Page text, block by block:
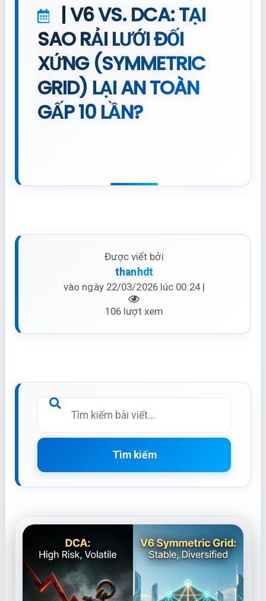
| V6 VS. DCA: TẠI
SAO RẢI LƯỚI ĐỐI
XỨNG (SYMMETRIC
GRID) LẠI AN TOÀN
GẤP 10 LẦN?
Được viết bởi
thanhdt
vào ngày 22/03/2026 lúc 00:24 |
106 lượt xem
Tìm kiếm